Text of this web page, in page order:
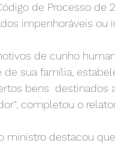
de Processo de
impenhoráveis ou
de cunho
de sua família,
bens  destinados
completou o
ministro destacou